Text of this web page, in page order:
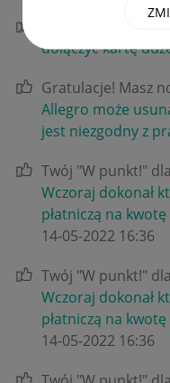
dołączyć kartę
Gratulacje! Masz
Allegro może
jest niezgodny z
Twój "W punkt!"
Wczoraj dokonał
płatniczą na kwotę
‎14-05-2022 16:36
Twój "W punkt!"
Wczoraj dokonał
płatniczą na kwotę
‎14-05-2022 16:36